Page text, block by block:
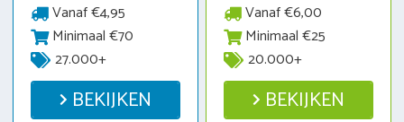
Vanaf €4,95
Minimaal €70
27.000+
BEKIJKEN
Vanaf €6,00
Minimaal €25
20.000+
BEKIJKEN